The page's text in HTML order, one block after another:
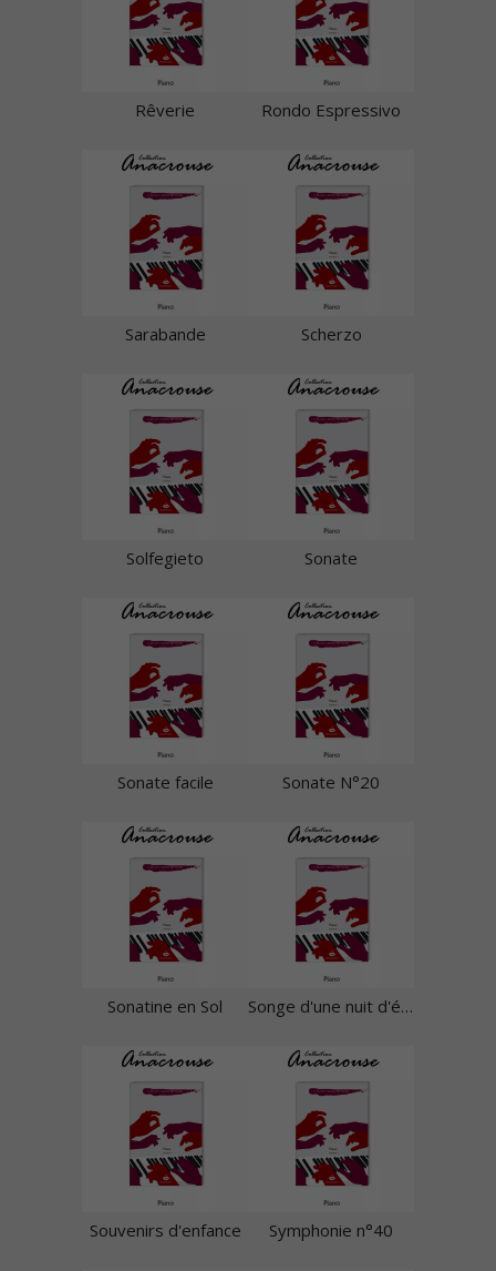
Rêverie Rondo Espressivo
Sarabande Scherzo
Solfegieto Sonate
Sonate facile Sonate N°20
Sonatine en Sol Songe d'une nuit d'été
Souvenirs d'enfance Symphonie n°40